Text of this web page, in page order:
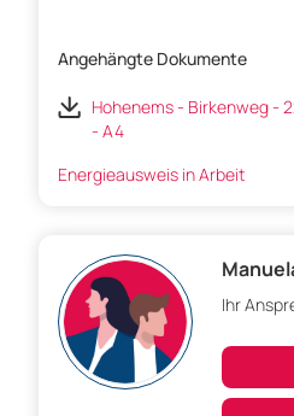
Angehängte Dokumente
Hohenems - Birkenweg -
- A4
Energieausweis in Arbeit
Ihr